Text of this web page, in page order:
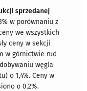
sprzedanej
w porównaniu z
we wszystkich
ceny w sekcji
w górnictwie rud
węgla
o 1,4%. Ceny w
o 0,2%.